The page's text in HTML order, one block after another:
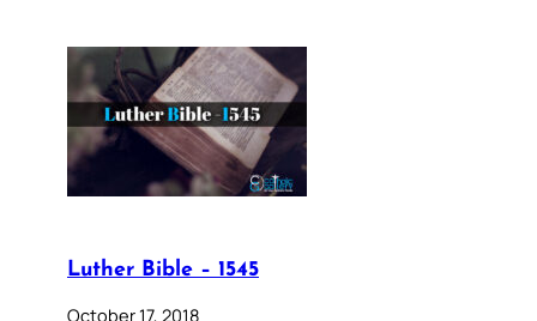
Luther Bible – 1545
October 17, 2018